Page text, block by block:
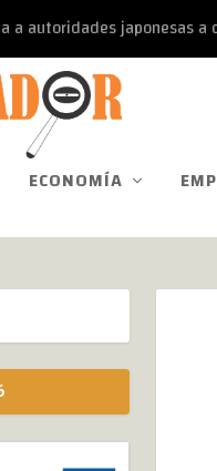
a autoridades japonesas a
ECONOMÍA